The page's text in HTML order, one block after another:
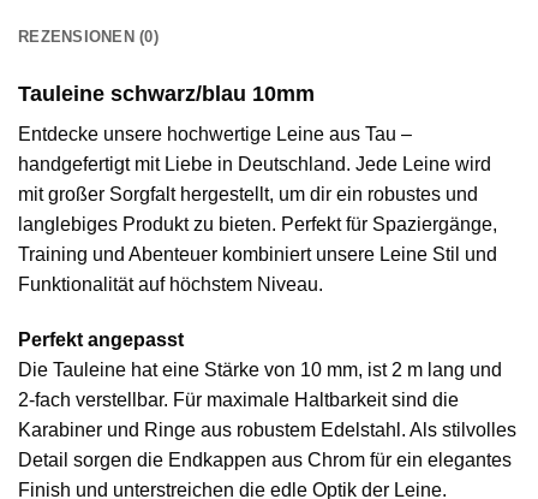
REZENSIONEN (0)
Tauleine schwarz/blau 10mm
Entdecke unsere hochwertige Leine aus Tau –
handgefertigt mit Liebe in Deutschland. Jede Leine wird
mit großer Sorgfalt hergestellt, um dir ein robustes und
langlebiges Produkt zu bieten. Perfekt für Spaziergänge,
Training und Abenteuer kombiniert unsere Leine Stil und
Funktionalität auf höchstem Niveau.
Perfekt angepasst
Die Tauleine hat eine Stärke von 10 mm, ist 2 m lang und
2-fach verstellbar. Für maximale Haltbarkeit sind die
Karabiner und Ringe aus robustem Edelstahl. Als stilvolles
Detail sorgen die Endkappen aus Chrom für ein elegantes
Finish und unterstreichen die edle Optik der Leine.